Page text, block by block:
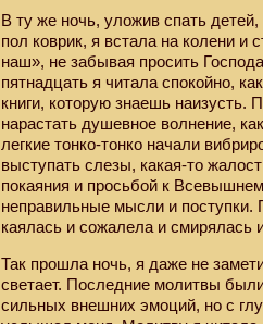
В ту же ночь, уложив спать
пол коврик, я встала на колени и
наш», не забывая просить
пятнадцать я читала спокойно,
книги, которую знаешь наизусть.
нарастать душевное волнение,
легкие тонко-тонко начали
выступать слезы, какая-то
покаяния и просьбой к
неправильные мысли и поступки.
каялась и сожалела и смирялась
Так прошла ночь, я даже не
светает. Последние молитвы
сильных внешних эмоций, но с